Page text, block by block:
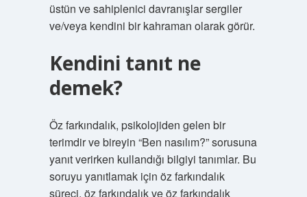
üstün ve sahiplenici davranışlar sergiler
ve/veya kendini bir kahraman olarak görür.
Kendini tanıt ne
demek?
Öz farkındalık, psikolojiden gelen bir
terimdir ve bireyin “Ben nasılım?” sorusuna
yanıt verirken kullandığı bilgiyi tanımlar. Bu
soruyu yanıtlamak için öz farkındalık
süreci, öz farkındalık ve öz farkındalık